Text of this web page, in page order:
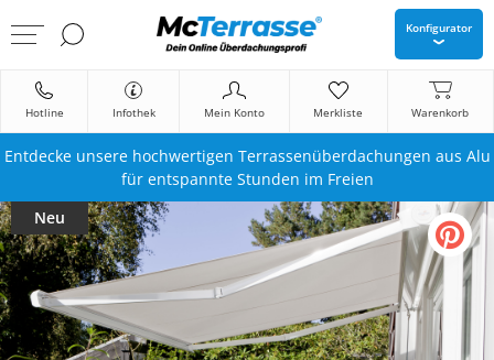
Konfigurator
Hotline Infothek Mein Konto Merkliste Warenkorb
Entdecke unsere hochwertigen Terrassenüberdachungen aus Alu
für entspannte Stunden im Freien
Neu